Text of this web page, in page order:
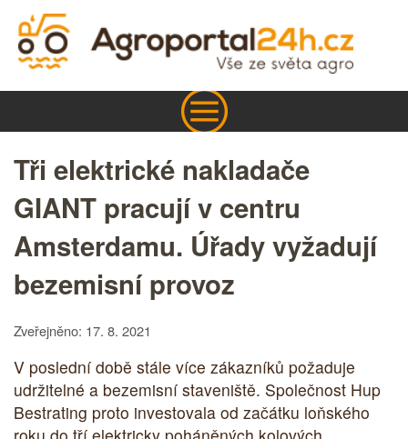
Tři elektrické nakladače
GIANT pracují v centru
Amsterdamu. Úřady vyžadují
bezemisní provoz
Zveřejněno: 17. 8. 2021
V poslední době stále více zákazníků požaduje
udržitelné a bezemisní staveniště. Společnost Hup
Bestrating proto investovala od začátku loňského